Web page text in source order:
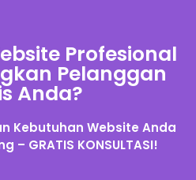
Profesional
Pelanggan
Anda?
Kebutuhan Website Anda
– GRATIS KONSULTASI!